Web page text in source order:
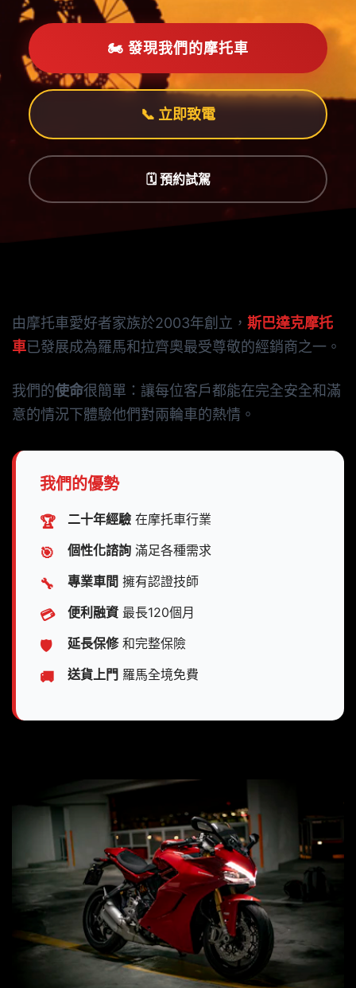
🏍️ 發現我們的摩托車
📞 立即致電
🗓️ 預約試駕
由摩托車愛好者家族於2003年創立， 斯巴達克摩托
車已發展成為羅馬和拉齊奧最受尊敬的經銷商之一。
我們的使命很簡單：讓每位客戶都能在完全安全和滿
意的情況下體驗他們對兩輪車的熱情。
我們的優勢
🏆 二十年經驗 在摩托車行業
🎯 個性化諮詢 滿足各種需求
🔧 專業車間 擁有認證技師
💳 便利融資最長120個月
🛡️ 延長保修和完整保險
🚚 送貨上門 羅馬全境免費